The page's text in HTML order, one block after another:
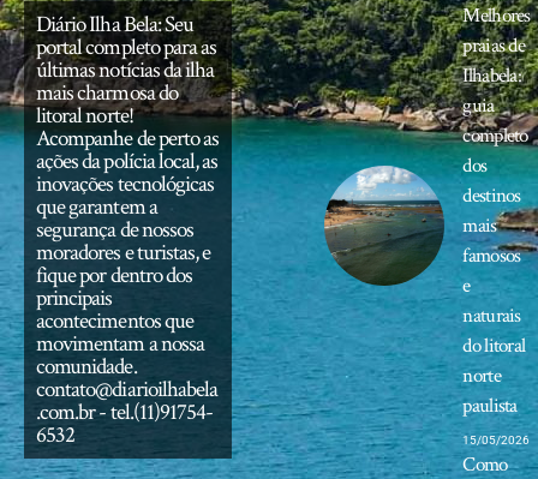
Diário Ilha Bela: Seu
portal completo para as
últimas notícias da ilha
mais charmosa do
litoral norte!
Acompanhe de perto as
ações da polícia local, as
inovações tecnológicas
que garantem a
segurança de nossos
moradores e turistas, e
fique por dentro dos
principais
acontecimentos que
movimentam a nossa
comunidade.
contato@diarioilhabela
.com.br- tel.(11)91754-
6532
Melhores
praias de
Ilhabela:
guia
completo
dos
destinos
mais
famosos
e
naturais
do litoral
norte
paulista
15/05/2026
Como